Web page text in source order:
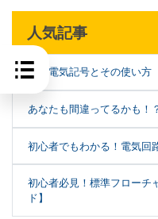
人気記事
基本電気記号とその使い方
あなたも間違ってるかも！
初心者でもわかる！電気回
初心者必見！標準フローチ
ド】